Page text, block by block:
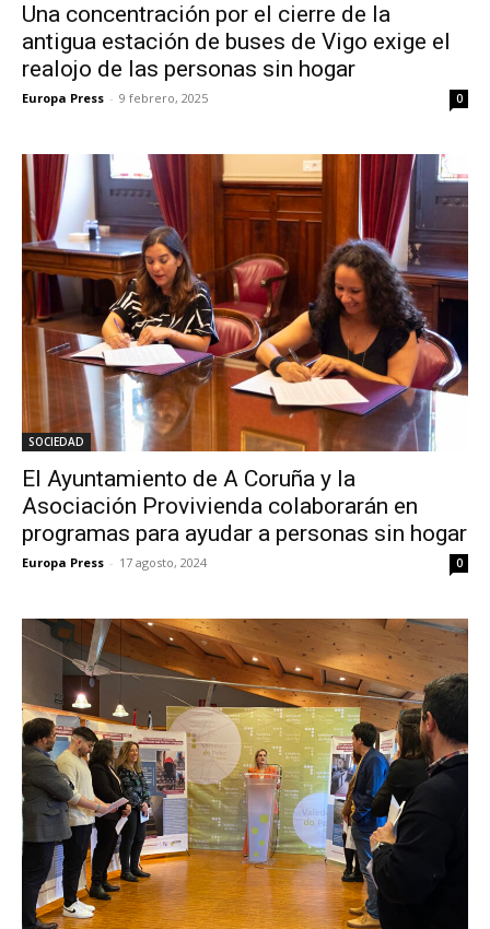
Una concentración por el cierre de la
antigua estación de buses de Vigo exige el
realojo de las personas sin hogar
Europa Press - 9 febrero, 2025 0
SOCIEDAD
El Ayuntamiento de A Coruña y la
Asociación Provivienda colaborarán en
programas para ayudar a personas sin hogar
Europa Press - 17 agosto, 2024 0